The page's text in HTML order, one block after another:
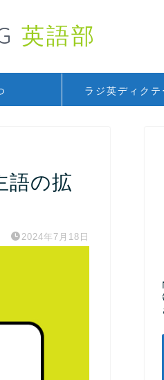
英語部
ラジ英ディクテ
語の拡
2024年7月18日